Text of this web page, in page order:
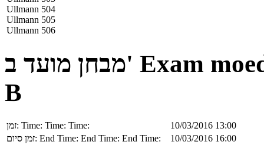
Ullmann 504
Ullmann 505
Ullmann 506
מבחן מועד ב' Exam
B
זמן: Time: Time: Time:
10/03/2016 13:00
זמן סיום: End Time: End Time: End Time:
10/03/2016 16:00